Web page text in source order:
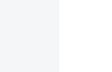
Thế giới
Thế giới